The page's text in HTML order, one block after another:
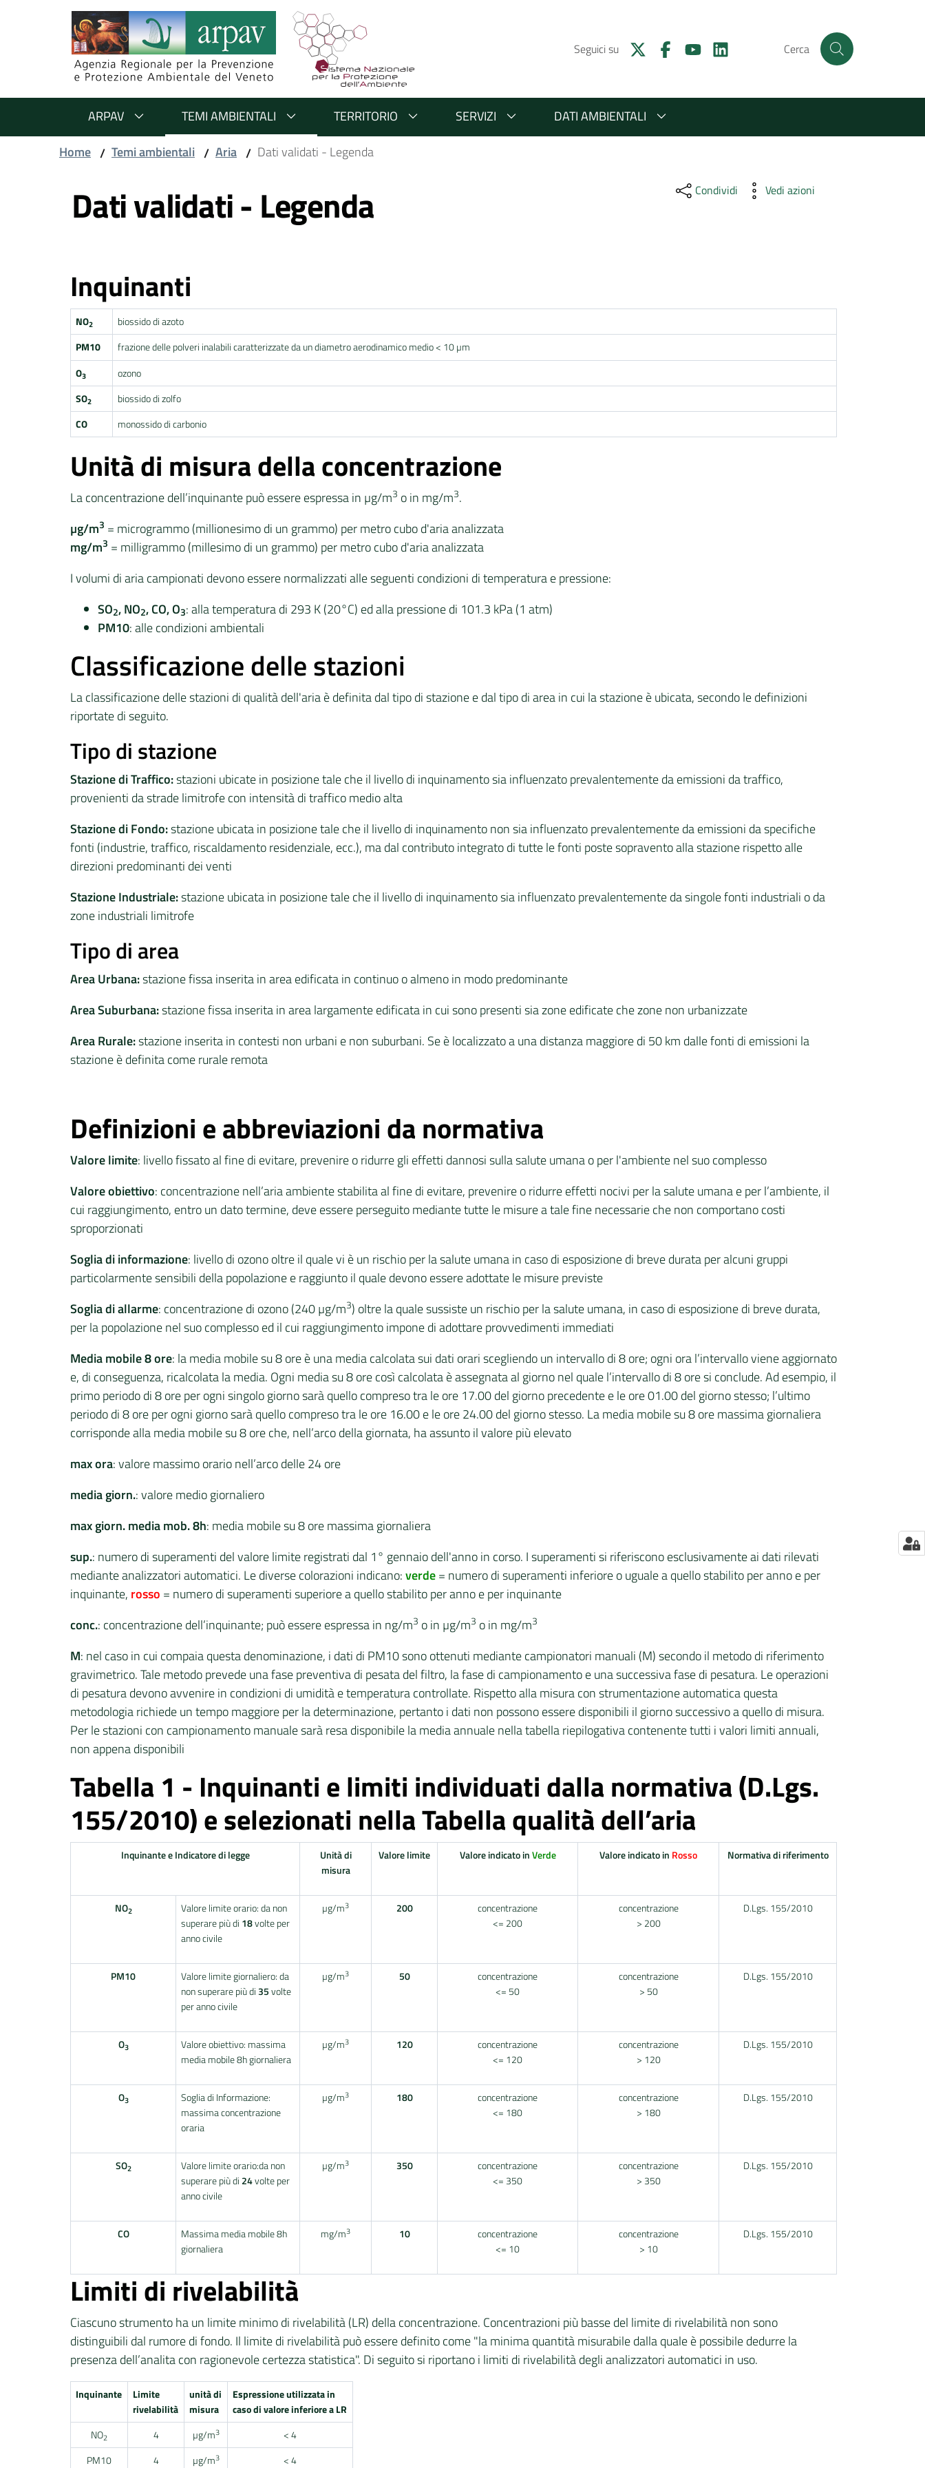
Salta al contenuto
Salta alla navigazione
Salta al footer
Seguici su Cerca
ARPAV TEMI AMBIENTALI TERRITORIO SERVIZI
DATI AMBIENTALI
Home / Temi ambientali / Aria / Dati validati - Legenda
Dati validati - Legenda Condividi Vedi azioni
Inquinanti
NO2
biossido di azoto
PM10
frazione delle polveri inalabili caratterizzate da un diametro aerodinamico medio < 10 µm
O3
ozono
SO2
biossido di zolfo
CO
monossido di carbonio
Unità di misura della concentrazione
La concentrazione dell’inquinante può essere espressa in µg/m3 o in mg/m3.
µg/m3 = microgrammo (millionesimo di un grammo) per metro cubo d'aria analizzata
mg/m3 = milligrammo (millesimo di un grammo) per metro cubo d'aria analizzata
I volumi di aria campionati devono essere normalizzati alle seguenti condizioni di temperatura e pressione:
SO2, NO2, CO, O3: alla temperatura di 293 K (20°C) ed alla pressione di 101.3 kPa (1 atm)
PM10: alle condizioni ambientali
Classificazione delle stazioni
La classificazione delle stazioni di qualità dell'aria è definita dal tipo di stazione e dal tipo di area in cui la stazione è ubicata, secondo le definizioni
riportate di seguito.
Tipo di stazione
Stazione di Traffico:stazioni ubicate in posizione tale che il livello di inquinamento sia influenzato prevalentemente da emissioni da traffico,
provenienti da strade limitrofe con intensità di traffico medio alta
Stazione di Fondo:stazione ubicata in posizione tale che il livello di inquinamento non sia influenzato prevalentemente da emissioni da specifiche
fonti (industrie, traffico, riscaldamento residenziale, ecc.), ma dal contributo integrato di tutte le fonti poste sopravento alla stazione rispetto alle
direzioni predominanti dei venti
Stazione Industriale:stazione ubicata in posizione tale che il livello di inquinamento sia influenzato prevalentemente da singole fonti industriali o da
zone industriali limitrofe
Tipo di area
Area Urbana:stazione fissa inserita in area edificata in continuo o almeno in modo predominante
Area Suburbana:stazione fissa inserita in area largamente edificata in cui sono presenti sia zone edificate che zone non urbanizzate
Area Rurale:stazione inserita in contesti non urbani e non suburbani. Se è localizzato a una distanza maggiore di 50 km dalle fonti di emissioni la
stazione è definita come rurale remota
Definizioni e abbreviazioni da normativa
Valore limite: livello fissato al fine di evitare, prevenire o ridurre gli effetti dannosi sulla salute umana o per l'ambiente nel suo complesso
Valore obiettivo: concentrazione nell’aria ambiente stabilita al fine di evitare, prevenire o ridurre effetti nocivi per la salute umana e per l’ambiente, il
cui raggiungimento, entro un dato termine, deve essere perseguito mediante tutte le misure a tale fine necessarie che non comportano costi
sproporzionati
Soglia di informazione: livello di ozono oltre il quale vi è un rischio per la salute umana in caso di esposizione di breve durata per alcuni gruppi
particolarmente sensibili della popolazione e raggiunto il quale devono essere adottate le misure previste
Soglia di allarme: concentrazione di ozono (240 µg/m3) oltre la quale sussiste un rischio per la salute umana, in caso di esposizione di breve durata,
per la popolazione nel suo complesso ed il cui raggiungimento impone di adottare provvedimenti immediati
Media mobile 8 ore: la media mobile su 8 ore è una media calcolata sui dati orari scegliendo un intervallo di 8 ore; ogni ora l’intervallo viene aggiornato
e, di conseguenza, ricalcolata la media. Ogni media su 8 ore così calcolata è assegnata al giorno nel quale l’intervallo di 8 ore si conclude. Ad esempio, il
primo periodo di 8 ore per ogni singolo giorno sarà quello compreso tra le ore 17.00 del giorno precedente e le ore 01.00 del giorno stesso; l’ultimo
periodo di 8 ore per ogni giorno sarà quello compreso tra le ore 16.00 e le ore 24.00 del giorno stesso. La media mobile su 8 ore massima giornaliera
corrisponde alla media mobile su 8 ore che, nell’arco della giornata, ha assunto il valore più elevato
max ora: valore massimo orario nell’arco delle 24 ore
media giorn.: valore medio giornaliero
max giorn. media mob. 8h: media mobile su 8 ore massima giornaliera
sup.: numero di superamenti del valore limite registrati dal 1° gennaio dell'anno in corso. I superamenti si riferiscono esclusivamente ai dati rilevati
mediante analizzatori automatici. Le diverse colorazioni indicano:verde= numero di superamenti inferiore o uguale a quello stabilito per anno e per
inquinante, rosso = numero di superamenti superiore a quello stabilito per anno e per inquinante
conc.: concentrazione dell’inquinante; può essere espressa in ng/m3 o in µg/m3 o in mg/m3
M: nel caso in cui compaia questa denominazione, i dati di PM10 sono ottenuti mediante campionatori manuali (M) secondo il metodo di riferimento
gravimetrico. Tale metodo prevede una fase preventiva di pesata del filtro, la fase di campionamento e una successiva fase di pesatura. Le operazioni
di pesatura devono avvenire in condizioni di umidità e temperatura controllate. Rispetto alla misura con strumentazione automatica questa
metodologia richiede un tempo maggiore per la determinazione, pertanto i dati non possono essere disponibili il giorno successivo a quello di misura.
Per le stazioni con campionamento manuale sarà resa disponibile la media annuale nella tabella riepilogativa contenente tutti i valori limiti annuali,
non appena disponibili
Tabella 1 - Inquinanti e limiti individuati dalla normativa (D.Lgs.
155/2010) e selezionati nella Tabella qualità dell’aria
Inquinante e Indicatore di legge
Unità di
misura
Valore limite Valore indicato inVerde Valore indicato in Rosso Normativa di riferimento
NO2
Valore limite orario: da non
superare più di 18volte per
anno civile
µg/m3 200
concentrazione
<= 200
concentrazione
> 200
D.Lgs. 155/2010
PM10
Valore limite giornaliero: da
non superare più di35volte
per anno civile
µg/m3 50
concentrazione
<= 50
concentrazione
> 50
D.Lgs. 155/2010
O3
Valore obiettivo: massima
media mobile 8h giornaliera
µg/m3 120
concentrazione
<= 120
concentrazione
> 120
D.Lgs. 155/2010
O3
Soglia di Informazione:
massima concentrazione
oraria
µg/m3 180
concentrazione
<= 180
concentrazione
> 180
D.Lgs. 155/2010
SO2
Valore limite orario:da non
superare più di 24volte per
anno civile
µg/m3 350
concentrazione
<= 350
concentrazione
> 350
D.Lgs. 155/2010
CO
Massima media mobile 8h
giornaliera
mg/m3 10
concentrazione
<= 10
concentrazione
> 10
D.Lgs. 155/2010
Limiti di rivelabilità
Ciascuno strumento ha un limite minimo di rivelabilità (LR) della concentrazione. Concentrazioni più basse del limite di rivelabilità non sono
distinguibili dal rumore di fondo. Il limite di rivelabilità può essere definito come "la minima quantità misurabile dalla quale è possibile dedurre la
presenza dell’analita con ragionevole certezza statistica". Di seguito si riportano i limiti di rivelabilità degli analizzatori automatici in uso.
Inquinante
Limite
rivelabilità
unità di
misura
Espressione utilizzata in
caso di valore inferiore a LR
NO2 4 µg/m3
< 4
PM10
4 µg/m3 < 4